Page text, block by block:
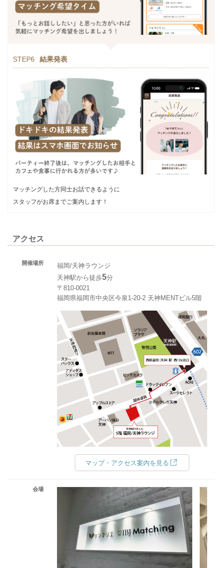
STEP6 結果発表
マッチングした方同士お話できるように
スタッフがお席までご案内します！
アクセス
開催場所
福岡/天神ラウンジ
天神駅から徒歩5分
〒810-0021
福岡県福岡市中央区今泉1-20-2 天神MENTビル5階
マップ・アクセス案内を見る
会場